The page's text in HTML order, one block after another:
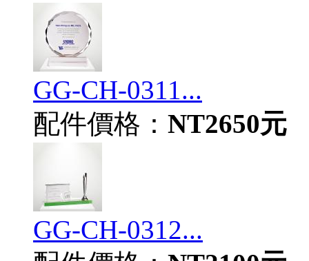
GG-CH-0311...
配件價格： NT2650元
GG-CH-0312...